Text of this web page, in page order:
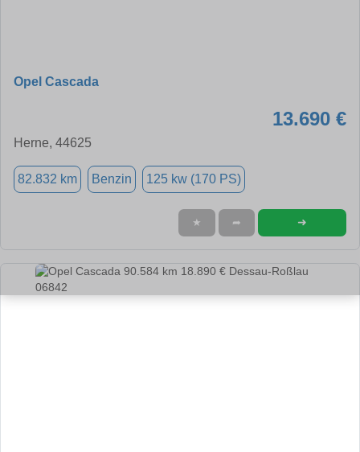
Opel Cascada
13.690 €
Herne, 44625
82.832 km Benzin 125 kw (170 PS)
★ ➦ ➜